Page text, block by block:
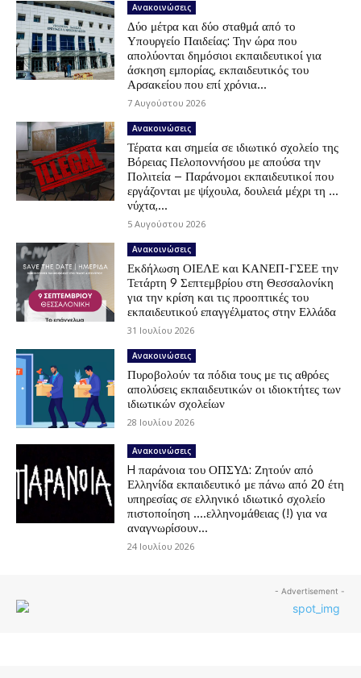
Ανακοινώσεις
Δύο μέτρα και δύο σταθμά από το
Υπουργείο Παιδείας: Την ώρα που
απολύονται δημόσιοι εκπαιδευτικοί για
άσκηση εμπορίας, εκπαιδευτικός του
Αρσακείου που επί χρόνια...
7 Αυγούστου 2026
Ανακοινώσεις
Τέρατα και σημεία σε ιδιωτικό σχολείο της
Βόρειας Πελοποννήσου με απούσα την
Πολιτεία – Παράνομοι εκπαιδευτικοί που
εργάζονται με ψίχουλα, δουλειά μέχρι τη …
νύχτα,...
5 Αυγούστου 2026
Ανακοινώσεις
Εκδήλωση ΟΙΕΛΕ και ΚΑΝΕΠ-ΓΣΕΕ την
Τετάρτη 9 Σεπτεμβρίου στη Θεσσαλονίκη
για την κρίση και τις προοπτικές του
εκπαιδευτικού επαγγέλματος στην Ελλάδα
31 Ιουλίου 2026
Ανακοινώσεις
Πυροβολούν τα πόδια τους με τις αθρόες
απολύσεις εκπαιδευτικών οι ιδιοκτήτες των
ιδιωτικών σχολείων
28 Ιουλίου 2026
Ανακοινώσεις
H παράνοια του ΟΠΣΥΔ: Ζητούν από
Ελληνίδα εκπαιδευτικό με πάνω από 20 έτη
υπηρεσίας σε ελληνικό ιδιωτικό σχολείο
πιστοποίηση ….ελληνομάθειας (!) για να
αναγνωρίσουν...
24 Ιουλίου 2026
- Advertisement -